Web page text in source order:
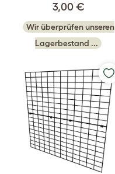
3,00 €
Wir überprüfen unseren
Lagerbestand ...